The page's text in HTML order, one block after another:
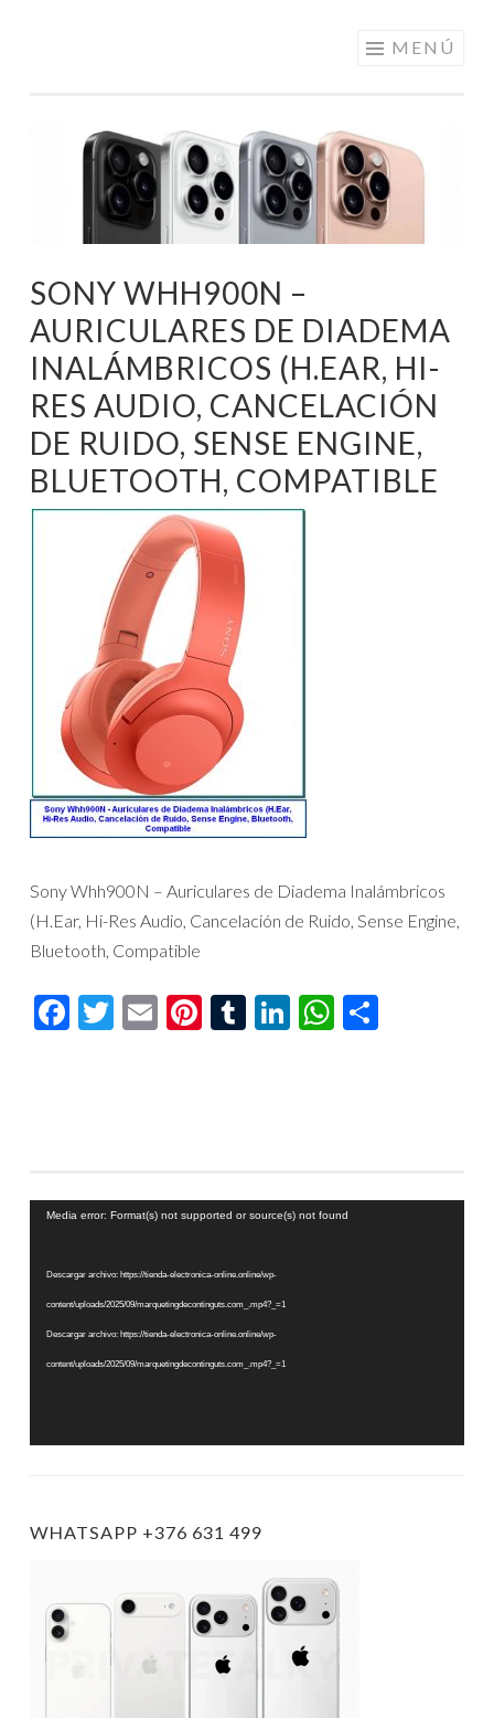
PRECIOS DE
ANDORRA
MENÚ
SONY WHH900N –
AURICULARES DE DIADEMA
INALÁMBRICOS (H.EAR, HI-
RES AUDIO, CANCELACIÓN
DE RUIDO, SENSE ENGINE,
BLUETOOTH, COMPATIBLE
Sony Whh900N – Auriculares de Diadema Inalámbricos
(H.Ear, Hi-Res Audio, Cancelación de Ruido, Sense Engine,
Bluetooth, Compatible
Facebook
Twitter
EmailPinterest
Tumblr
LinkedIn
Reproductor
vídeo
Media error: Format(s) not supported or source(s) not found
Descargar archivo: https://tienda-electronica-online.online/wp-
content/uploads/2025/09/marquetingdecontinguts.com_.mp4?_=1
Descargar archivo: https://tienda-electronica-online.online/wp-
content/uploads/2025/09/marquetingdecontinguts.com_.mp4?_=1
WHATSAPP +376 631 499